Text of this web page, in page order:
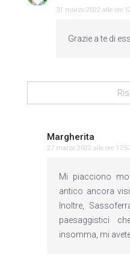
31 marzo 2022 alle ore
Grazie a te di
Margherita
27 marzo 2022 alle ore
Mi piacciono
antico ancora
Inoltre,
paesaggistici
insomma, mi